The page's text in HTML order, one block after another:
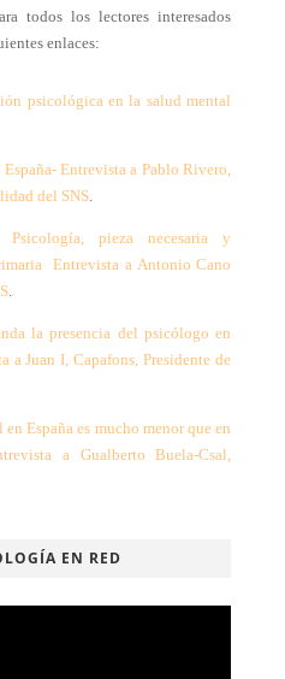
todos los lectores interesados
enlaces:
psicológica en la salud mental
Entrevista a Pablo Rivero,
del SNS.
pieza necesaria y
 Entrevista a Antonio Cano
.
la presencia del psicólogo en
a Juan I, Capafons, Presidente de
España es mucho menor que en
a Gualberto Buela-Csal,
EN RED